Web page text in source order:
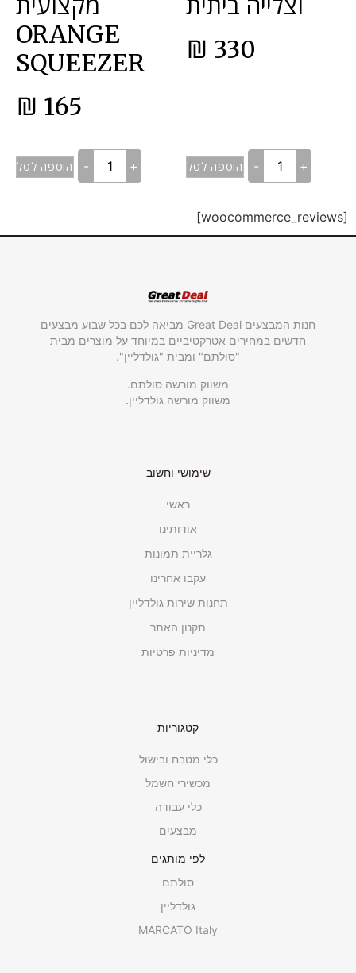
330
₪
+
- הוספה לסל
ORANGE
SQUEEZER
165
₪
+
- הוספה לסל
[woocommerce_reviews]
חנות המבצעים Great Deal מביאה לכם בכל שבוע מבצעים
חדשים במחירים אטרקטיביים במיוחד על מוצרים מבית
"סולתם" ומבית "גולדליין".
משווק מורשה סולתם.
משווק מורשה גולדליין.
שימושי וחשוב
ראשי
אודותינו
גלריית תמונות
עקבו אחרינו
תחנות שירות גולדליין
תקנון האתר
מדיניות פרטיות
קטגוריות
כלי מטבח ובישול
מכשירי חשמל
כלי עבודה
מבצעים
לפי מותגים
סולתם
גולדליין
MARCATO Italy